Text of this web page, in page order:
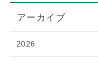
アーカイブ
2026